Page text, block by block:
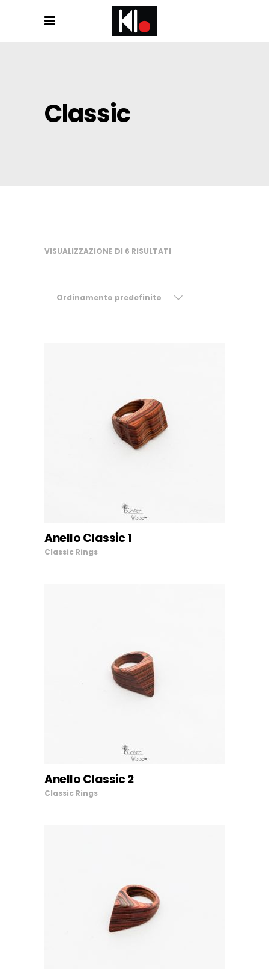
Classic
VISUALIZZAZIONE DI 6 RISULTATI
Ordinamento predefinito
AGGIUNGI AL CARRELLO
Anello Classic 1
Classic Rings
AGGIUNGI AL CARRELLO
Anello Classic 2
Classic Rings